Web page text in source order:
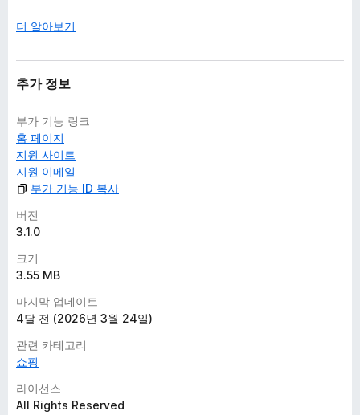
By using the Lolli Extension or Addon, you agree to the Lolli
https://www.lolli.com/terms-and-conditions
Disclaimer:
extension usage for the purpose of evaluating extension
performance and creating a better user experience. If you
would rather not share anonymous analytics, please visit
http://tools.google.com/dlpage/gaoptout
더 알아보기
추가 정보
부가 기능 링크
홈 페이지
지원 사이트
지원 이메일
부가 기능 ID 복사
버전
3.1.0
크기
3.55 MB
마지막 업데이트
4달 전 (2026년 3월 24일)
관련 카테고리
쇼핑
라이선스
All Rights Reserved